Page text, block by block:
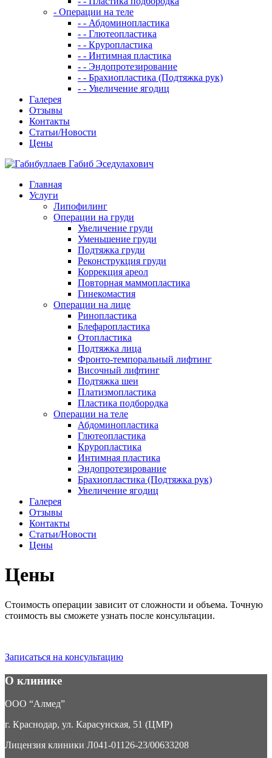
- Операции на теле
- - Абдоминопластика
- - Глютеопластика
- - Круропластика
- - Интимная пластика
- - Эндопротезирование
- - Брахиопластика (Подтяжка рук)
- - Увеличение ягодиц
Галерея
Отзывы
Контакты
Статьи/Новости
Цены
Главная
Услуги
Липофилинг
Операции на груди
Увеличение груди
Уменьшение груди
Подтяжка груди
Реконструкция груди
Коррекция ареол
Повторная маммопластика
Гинекомастия
Операции на лице
Ринопластика
Блефаропластика
Отопластика
Подтяжка лица
Фронто-темпоральный лифтинг
Височный лифтинг
Подтяжка шеи
Платизмопластика
Пластика подбородка
Операции на теле
Абдоминопластика
Глютеопластика
Круропластика
Интимная пластика
Эндопротезирование
Брахиопластика (Подтяжка рук)
Увеличение ягодиц
Галерея
Отзывы
Контакты
Статьи/Новости
Цены
Цены
Стоимость операции зависит от сложности и объема. Точную
стоимость вы сможете узнать после консультации.
Записаться на консультацию
О клинике
ООО “Алмед”
г. Краснодар, ул. Карасунская, 51 (ЦМР)
Лицензия клиники Л041-01126-23/00633208